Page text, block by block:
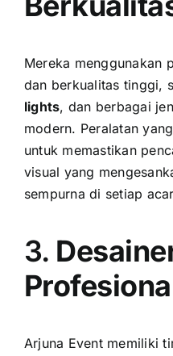
Mereka menggunakan
dan berkualitas tinggi,
lights, dan berbagai
modern. Peralatan
untuk memastikan
visual yang
sempurna di setiap
3.
Arjuna Event memiliki